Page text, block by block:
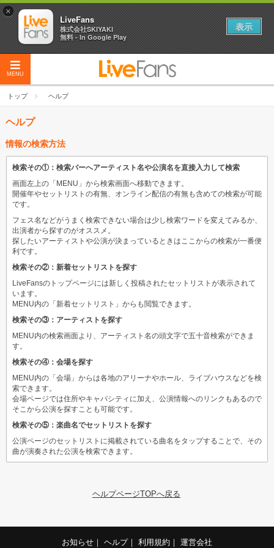
MENU
トップ ヘルプ
ヘルプ
情報の検索方法
検索その①：検索バーへアーティスト名や公演名を直接入力して検索
画面左上の「MENU」から検索画面へ移動できます。
開催年やセットリストの有無、オンライン配信の有無も含めての検索が可能
です。
フェス名などがうまく検索できない場合は少し検索ワードを変えてみるか、
出演者から探すのがオススメ。
探したいアーティストや公演が決まっているときはここからの検索が一番便
利です。
検索その②：新着セットリストを探す
LiveFansのトップページには新しく投稿されたセットリストが表示されて
います。
MENU内の「新着セットリスト」からも閲覧できます。
検索その③：アーティストを探す
MENU内の検索画面より、アーティスト名の頭文字で五十音検索ができま
す。
検索その④：会場を探す
MENU内の「会場」からは各地のアリーナやホール、ライブハウスなどを検
索できます。
会場ページでは住所やキャパシティに加え、公演情報へのリンクもあるので
そこから公演を探すことも可能です。
検索その⑤：楽曲名でセットリストを探す
公演ページのセットリストに掲載されている曲名をタップすることで、その
曲が演奏された公演を検索できます。
ヘルプページTOPへ戻る
お知らせ ｜ ヘルプ｜ 利用規約 ｜ 運営会社
×
LiveFans
株式会社SKIYAKI
無料 - In Google Play
表示